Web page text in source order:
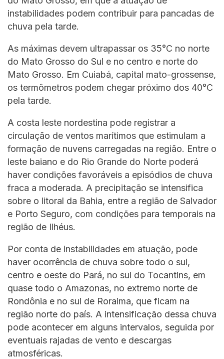
instabilidades podem contribuir para pancadas de
chuva pela tarde.
As máximas devem ultrapassar os 35°C no norte
do Mato Grosso do Sul e no centro e norte do
Mato Grosso. Em Cuiabá, capital mato-grossense,
os termômetros podem chegar próximo dos 40°C
pela tarde.
A costa leste nordestina pode registrar a
circulação de ventos marítimos que estimulam a
formação de nuvens carregadas na região. Entre o
leste baiano e do Rio Grande do Norte poderá
haver condições favoráveis a episódios de chuva
fraca a moderada. A precipitação se intensifica
sobre o litoral da Bahia, entre a região de Salvador
e Porto Seguro, com condições para temporais na
região de Ilhéus.
Por conta de instabilidades em atuação, pode
haver ocorrência de chuva sobre todo o sul,
centro e oeste do Pará, no sul do Tocantins, em
quase todo o Amazonas, no extremo norte de
Rondônia e no sul de Roraima, que ficam na
região norte do país. A intensificação dessa chuva
pode acontecer em alguns intervalos, seguida por
eventuais rajadas de vento e descargas
atmosféricas.